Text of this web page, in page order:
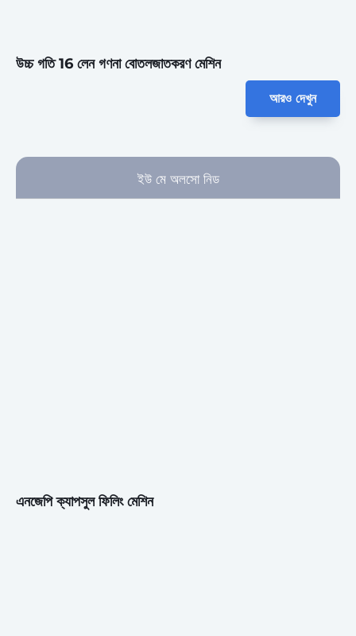
উচ্চ গতি 16 লেন গণনা বোতলজাতকরণ মেশিন
আরও দেখুন
ইউ মে অলসো নিড
এনজেপি ক্যাপসুল ফিলিং মেশিন